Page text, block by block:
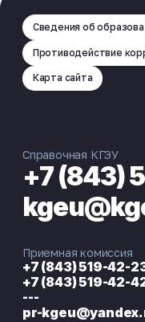
Сведения об
Противодействие
Карта сайта
Справочная КГЭУ
+7 (843)
Приемная комиссия
+7 (843) 519-42-
+7 (843) 519-42-
---
pr-